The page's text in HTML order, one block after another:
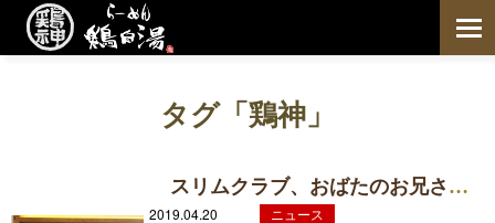
タグ「鶏神」
2019.04.20 ニュース
スリムクラブ、おばたのお兄さん、EXIT様にご来店いただきました